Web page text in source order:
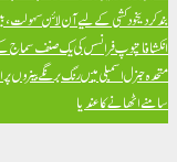
بند کر دی
انکشافاتپوپ فرانسس کی یک صنف سماج کے
متحدہ جنرل اسمبلی میں رنگ برنگے
سامنے اٹھانے کا عندیا